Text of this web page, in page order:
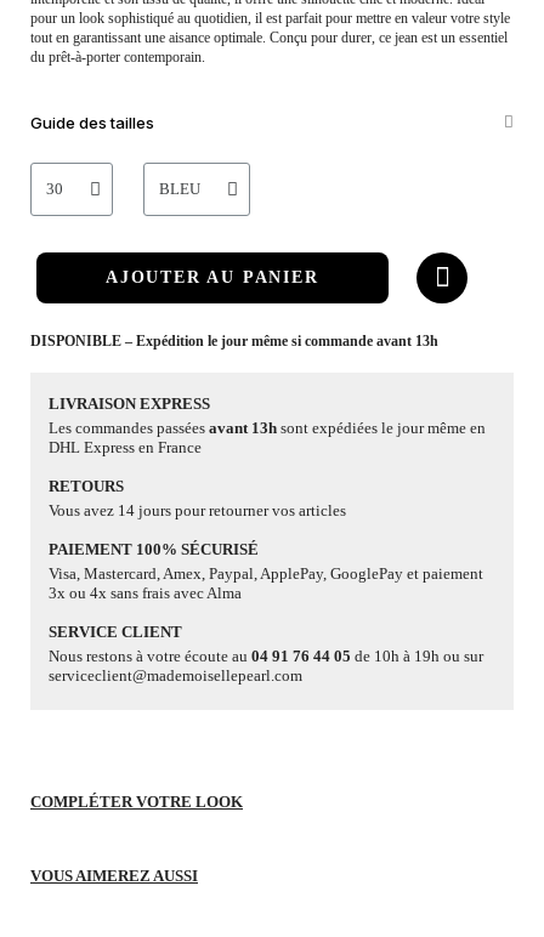
pour un look sophistiqué au quotidien, il est parfait pour mettre en valeur votre style
tout en garantissant une aisance optimale. Conçu pour durer, ce jean est un essentiel
du prêt-à-porter contemporain.
Guide des tailles
AJOUTER AU PANIER
DISPONIBLE – Expédition le jour même si commande avant 13h
LIVRAISON EXPRESS
Les commandes passées avant 13h sont expédiées le jour même en
DHL Express en France
RETOURS
Vous avez 14 jours pour retourner vos articles
PAIEMENT 100% SÉCURISÉ
Visa, Mastercard, Amex, Paypal, ApplePay, GooglePay et paiement
3x ou 4x sans frais avec Alma
SERVICE CLIENT
Nous restons à votre écoute au 04 91 76 44 05 de 10h à 19h ou sur
serviceclient@mademoisellepearl.com
COMPLÉTER VOTRE LOOK
VOUS AIMEREZ AUSSI